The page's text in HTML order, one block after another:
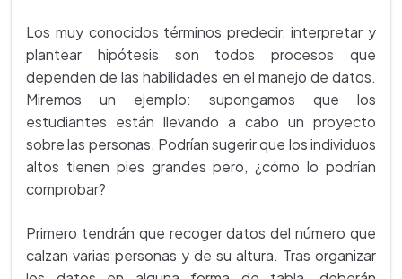
Los muy conocidos términos predecir, interpretar y
plantear hipótesis son todos procesos que
dependen de las habilidades en el manejo de datos.
Miremos un ejemplo: supongamos que los
estudiantes están llevando a cabo un proyecto
sobre las personas. Podrían sugerir que los individuos
altos tienen pies grandes pero, ¿cómo lo podrían
comprobar?
Primero tendrán que recoger datos del número que
calzan varias personas y de su altura. Tras organizar